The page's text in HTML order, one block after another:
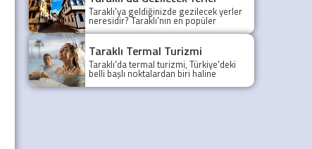
zaman? Sakarya Taraklı İlk Otobüs Ne
Zaman, Sakarya Taraklı Otobüs Saatleri,
Taraklı Koop Otobüs Saatleri
Taraklı'ya geldiğinizde gezilecek yerler
neresidir? Taraklı'nın en popüler
gezilecek yerleri yazımızda.
Taraklı Termal Turizmi
Taraklı'da termal turizmi, Türkiye'deki
belli başlı noktalardan biri haline
gelmiştir.